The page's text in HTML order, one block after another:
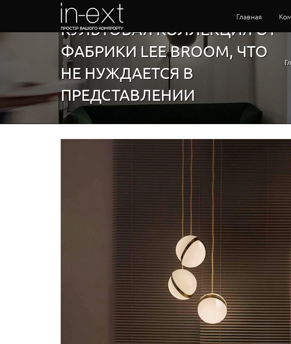
Главная
КУЛЬТОВАЯ КОЛЛЕКЦИЯ ОТ
ФАБРИКИ LEE BROOM, ЧТО
НЕ НУЖДАЕТСЯ В
ПРЕДСТАВЛЕНИИ